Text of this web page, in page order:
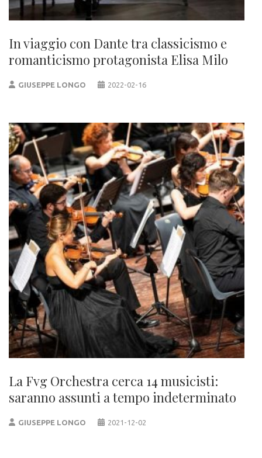
In viaggio con Dante tra classicismo e
romanticismo protagonista Elisa Milo
GIUSEPPE LONGO 2022-02-16
La Fvg Orchestra cerca 14 musicisti:
saranno assunti a tempo indeterminato
GIUSEPPE LONGO 2021-12-02